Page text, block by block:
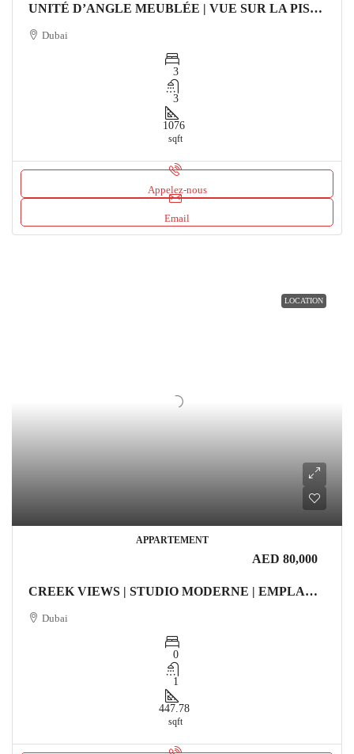
UNITÉ D’ANGLE MEUBLÉE | VUE SUR LA PISCINE | CLIMATISATION (CHILLER) GRATUITE Appartement Dubai
Dubai
3
3
1076
sqft
Appelez-nous
Email
LOCATION
APPARTEMENT
AED 80,000
CREEK VIEWS | STUDIO MODERNE | EMPLACEMENT PREMIUM Appartement
Dubai
0
1
447.78
sqft